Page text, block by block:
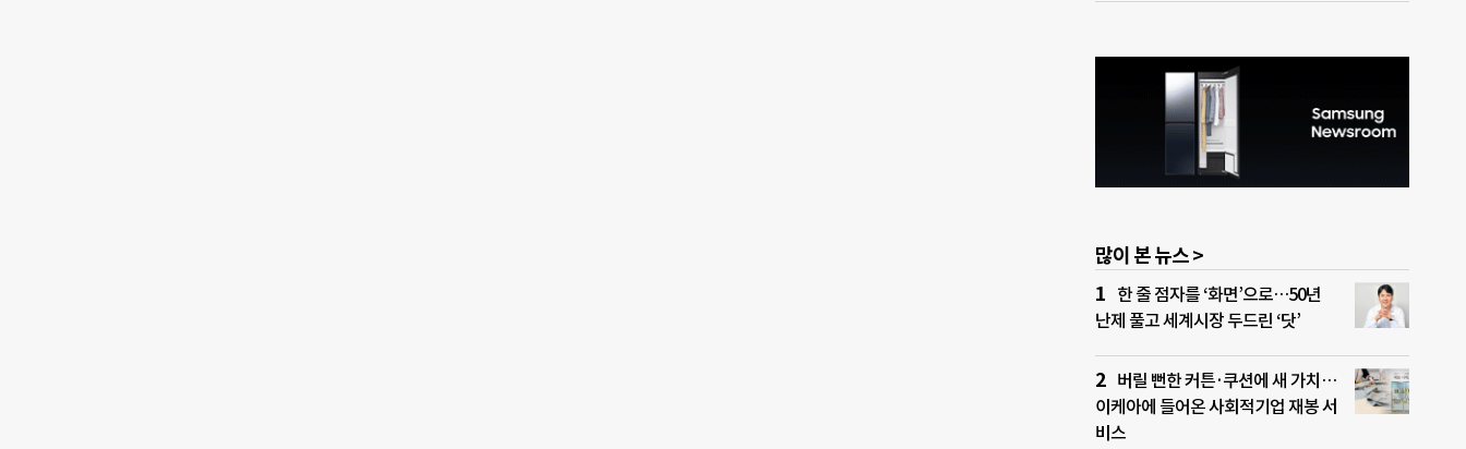
많이 본 뉴스 >
한 줄 점자를 ‘화면’으로…50년
난제 풀고 세계시장 두드린 ‘닷’
버릴 뻔한 커튼·쿠션에 새 가치…
이케아에 들어온 사회적기업 재봉 서
비스